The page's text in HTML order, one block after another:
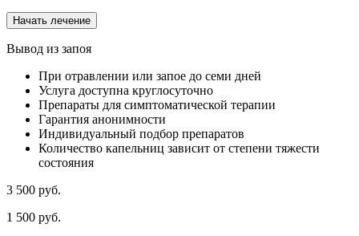
Начать лечение
Вывод из запоя
При отравлении или запое до семи дней
Услуга доступна круглосуточно
Препараты для симптоматической терапии
Гарантия анонимности
Индивидуальный подбор препаратов
Количество капельниц зависит от степени тяжести
состояния
3 500 руб.
1 500 руб.